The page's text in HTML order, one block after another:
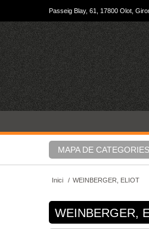
Passeig Blay, 61, 17800 Olot,
MAPA DE CATEGORIES
Inici / WEINBERGER, ELIOT
WEINBERGER,